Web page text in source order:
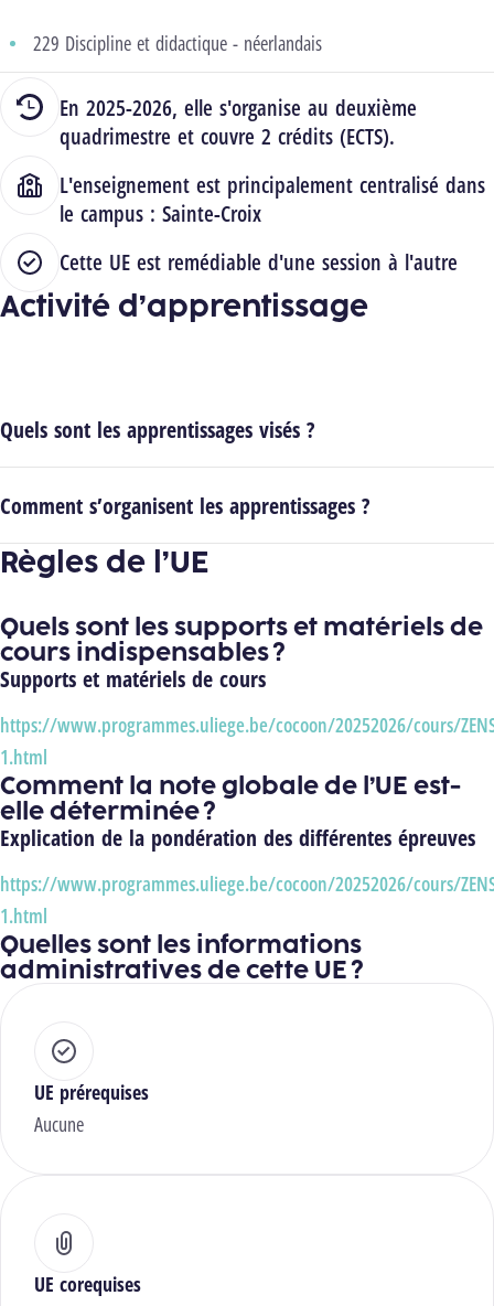
229 Discipline et didactique - néerlandais
En 2025-2026, elle s'organise au deuxième
quadrimestre et couvre 2 crédits (ECTS).
L'enseignement est principalement centralisé dans
le campus : Sainte-Croix
Cette UE est remédiable d'une session à l'autre
Activité d’apprentissage
Quels sont les apprentissages visés ?
Comment s’organisent les apprentissages ?
Règles de l’UE
Quels sont les supports et matériels de
cours indispensables ?
Supports et matériels de cours
https://www.programmes.uliege.be/cocoon/20252026/cours/
1.html
Comment la note globale de l’UE est-
elle déterminée ?
Explication de la pondération des différentes épreuves
https://www.programmes.uliege.be/cocoon/20252026/cours/
1.html
Quelles sont les informations
administratives de cette UE ?
UE prérequises
Aucune
UE corequises